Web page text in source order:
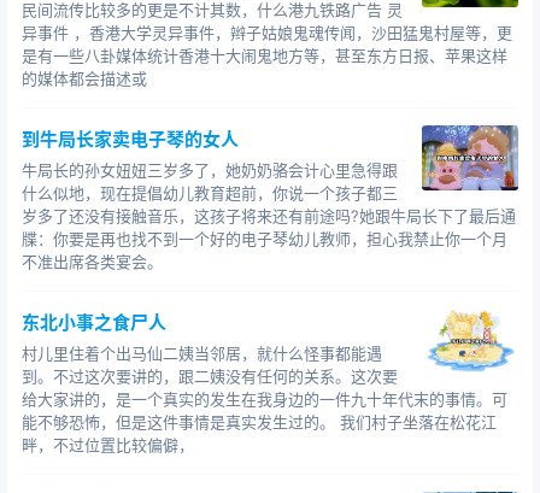
民间流传比较多的更是不计其数，什么港九铁路广告 灵
异事件 ，香港大学灵异事件，辫子姑娘鬼魂传闻，沙田猛鬼村屋等，更
是有一些八卦媒体统计香港十大闹鬼地方等，甚至东方日报、苹果这样
的媒体都会描述或
到牛局长家卖电子琴的女人
牛局长的孙女妞妞三岁多了，她奶奶骆会计心里急得跟
什么似地，现在提倡幼儿教育超前，你说一个孩子都三
岁多了还没有接触音乐，这孩子将来还有前途吗?她跟牛局长下了最后通
牒：你要是再也找不到一个好的电子琴幼儿教师，担心我禁止你一个月
不准出席各类宴会。
东北小事之食尸人
村儿里住着个出马仙二姨当邻居，就什么怪事都能遇
到。不过这次要讲的，跟二姨没有任何的关系。这次要
给大家讲的，是一个真实的发生在我身边的一件九十年代末的事情。可
能不够恐怖，但是这件事情是真实发生过的。 我们村子坐落在松花江
畔，不过位置比较偏僻，